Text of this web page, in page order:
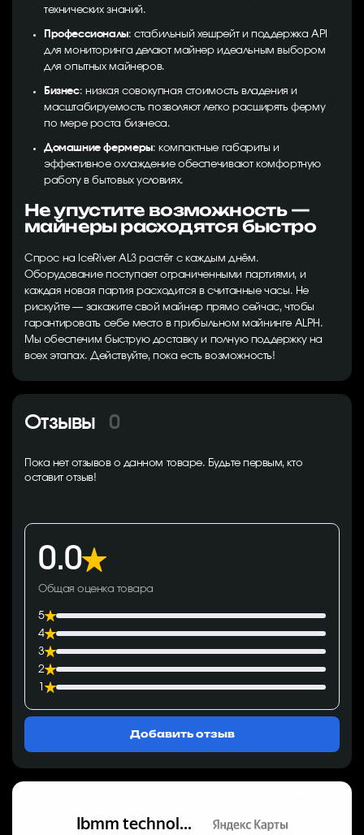
технических знаний.
Профессионалы: стабильный хешрейт и поддержка API
для мониторинга делают майнер идеальным выбором
для опытных майнеров.
Бизнес: низкая совокупная стоимость владения и
масштабируемость позволяют легко расширять ферму
по мере роста бизнеса.
Домашние фермеры: компактные габариты и
эффективное охлаждение обеспечивают комфортную
работу в бытовых условиях.
Не упустите возможность —
майнеры расходятся быстро
Спрос на IceRiver AL3 растёт с каждым днём.
Оборудование поступает ограниченными партиями, и
каждая новая партия расходится в считанные часы. Не
рискуйте — закажите свой майнер прямо сейчас, чтобы
гарантировать себе место в прибыльном майнинге ALPH.
Мы обеспечим быструю доставку и полную поддержку на
всех этапах. Действуйте, пока есть возможность!
Отзывы 0
Пока нет отзывов о данном товаре. Будьте первым, кто
оставит отзыв!
0.0
Общая оценка товара
5
4
3
2
Добавить отзыв